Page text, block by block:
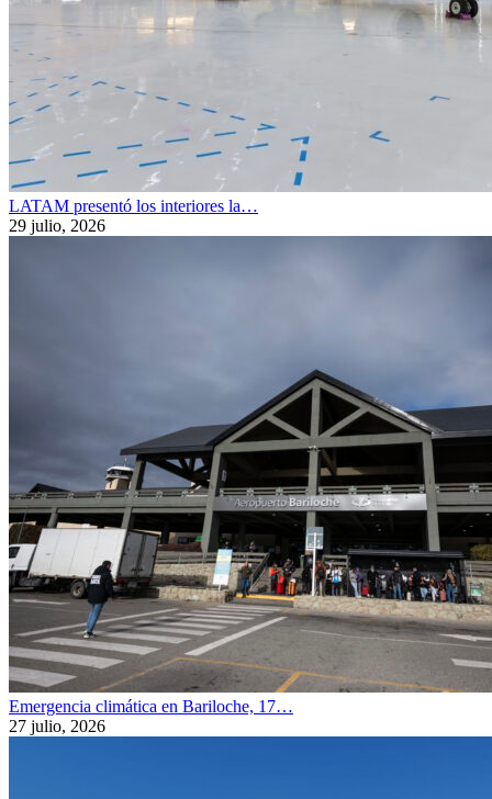
LATAM presentó los interiores la…
29 julio, 2026
Emergencia climática en Bariloche, 17…
27 julio, 2026